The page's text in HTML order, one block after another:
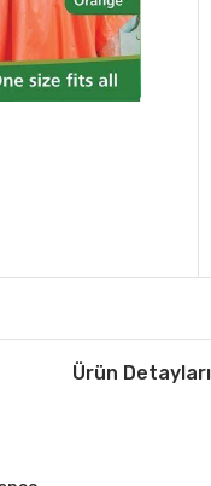
Ürün Detayları